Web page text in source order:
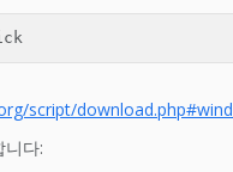
sudo apt install imagemagick
script/
니다: